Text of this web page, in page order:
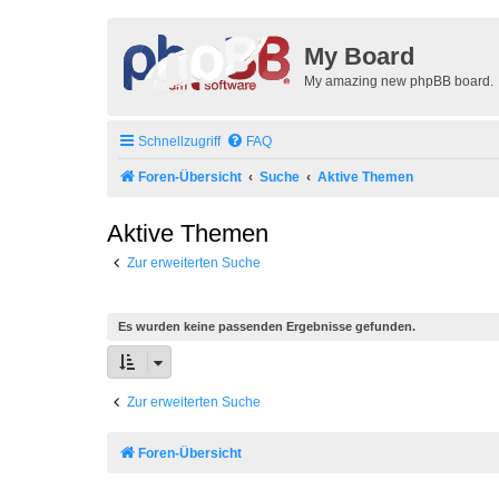
My Board
My amazing new phpBB board.
Schnellzugriff FAQ
Foren-Übersicht Suche Aktive Themen
Aktive Themen
Zur erweiterten Suche
Es wurden keine passenden Ergebnisse gefunden.
Zur erweiterten Suche
Foren-Übersicht